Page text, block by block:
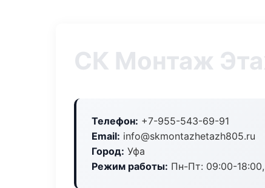
СК Монтаж
Телефон: +7-955-543-69-91
Email: info@skmontazhetazh805.ru
Город: Уфа
Режим работы: Пн-Пт: 09:00-